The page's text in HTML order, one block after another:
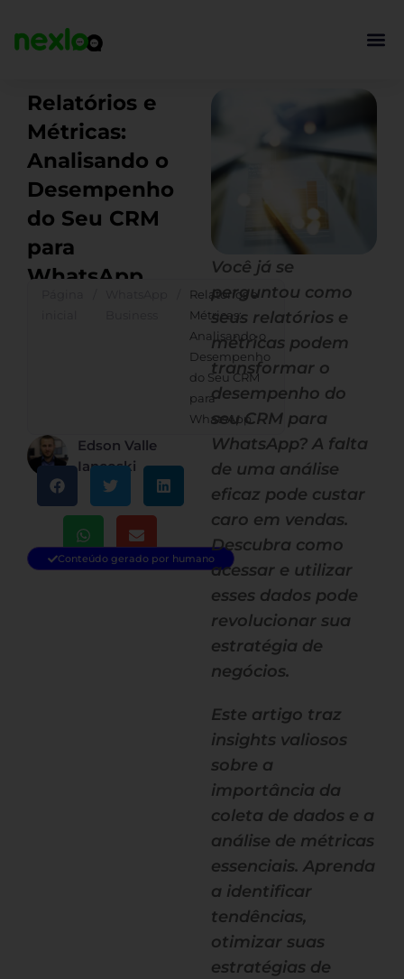
para
Relatórios e
Métricas:
Analisando o
Desempenho
do Seu CRM
para
WhatsApp
Relatórios e
Métricas:
Analisando o
Desempenho
do Seu CRM
para
WhatsApp
Edson Valle
Iancoski
Conteúdo gerado por humano
Você já se
perguntou como
seus relatórios e
métricas podem
transformar o
desempenho do
seu CRM para
WhatsApp? A falta
de uma análise
eficaz pode custar
caro em vendas.
Descubra como
acessar e utilizar
esses dados pode
revolucionar sua
estratégia de
negócios.
Este artigo traz
insights valiosos
sobre a
importância da
coleta de dados e a
análise de métricas
essenciais. Aprenda
a identificar
tendências,
otimizar suas
estratégias de